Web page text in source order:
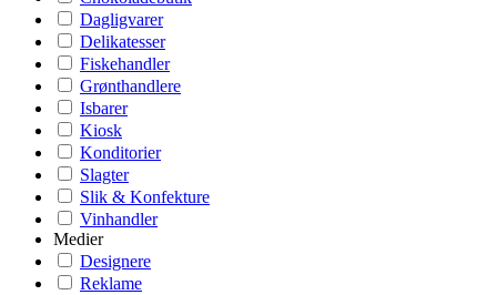
Dagligvarer
Delikatesser
Fiskehandler
Grønthandlere
Isbarer
Kiosk
Konditorier
Slagter
Slik & Konfekture
Vinhandler
Medier
Designere
Reklame